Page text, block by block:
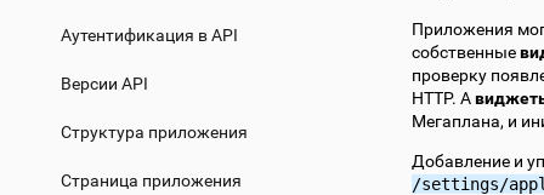
Аутентификация в API
Версии API
Структура приложения
Страница приложения
Приложения
собственные
проверку
HTTP. А
Мегаплана, и
Добавление и
/settings/